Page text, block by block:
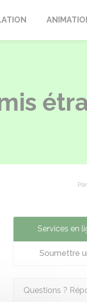
Services en
Soumettre
Questions ?